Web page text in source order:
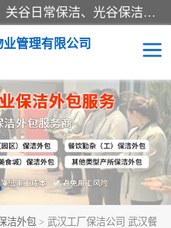
专业提供光谷物业保洁、关谷日常保洁、光谷保洁外包及武汉其他城区的单位日常保洁 武汉德聚和物业管理有限公司致力于打造中国专业物业保洁服务、日常保洁及其他保洁清洗外包服务。自公司成立以来提倡以先进的物业管理理念和模式经营，谋篇布局，以“至诚服务、精益求精、规范管理、锐意拓新”为质量方针，强化内部管理，为业主提供专业化、标准化和精细化的全方位物业服务，管理服务水平得到了广大业主和业内人士的一致好评。
管理有限公司
洁外包 > 武汉工厂保洁公司 武汉餐